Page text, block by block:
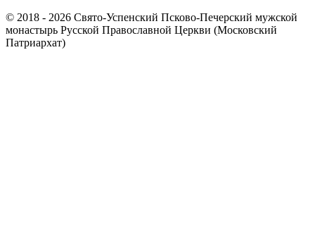
© 2018 - 2026 Свято-Успенский Псково-Печерский мужской
монастырь Русской Православной Церкви (Московский
Патриархат)